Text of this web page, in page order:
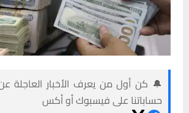
🔔 كن أول من يعرف الأخبار العاجلة عن
حساباتنا على فيسبوك أو أكس